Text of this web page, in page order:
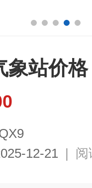
象站价格
12-21 | 阅